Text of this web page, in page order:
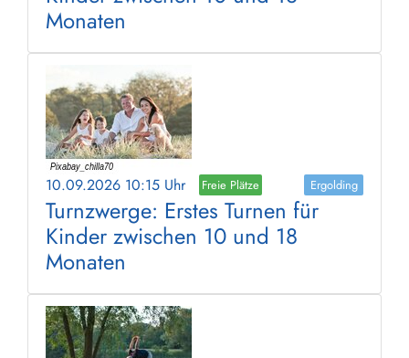
Monaten
10.09.2026 10:15 Uhr Freie Plätze Ergolding
Turnzwerge: Erstes Turnen für
Kinder zwischen 10 und 18
Monaten